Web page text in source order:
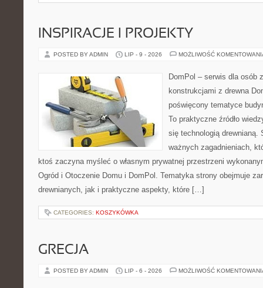
INSPIRACJE I PROJEKTY
POSTED BY ADMIN LIP - 9 - 2026 MOŻLIWOŚĆ
DomPol – serwis dla osób
konstrukcjami z drewna
poświęcony tematyce
To praktyczne źródło
się technologią drewnianą.
ważnych zagadnieniach,
ktoś zaczyna myśleć o własnym prywatnej przestrzeni
Ogród i Otoczenie Domu i DomPol. Tematyka strony obejmuje
drewnianych, jak i praktyczne aspekty, które […]
CATEGORIES: KOSZYKÓWKA
GRECJA
POSTED BY ADMIN LIP - 6 - 2026 MOŻLIWOŚĆ